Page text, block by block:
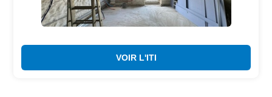
VOIR L'ITI